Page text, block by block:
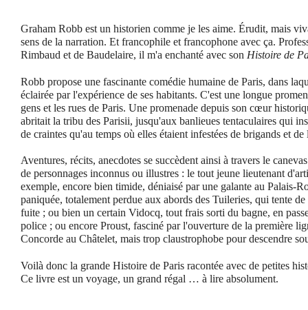
Graham Robb est un historien comme je les aime. Érudit, mais
sens de la narration. Et francophile et francophone avec ça.
Rimbaud et de Baudelaire, il m'a enchanté avec son Histoire de
Robb propose une fascinante comédie humaine de Paris, dans
éclairée par l'expérience de ses habitants. C'est une longue
gens et les rues de Paris. Une promenade depuis son cœur
abritait la tribu des Parisii, jusqu'aux banlieues tentaculaires qui
de craintes qu'au temps où elles étaient infestées de brigands et de
Aventures, récits, anecdotes se succèdent ainsi à travers le
de personnages inconnus ou illustres : le tout jeune lieutenant
exemple, encore bien timide, déniaisé par une galante au Palais-
paniquée, totalement perdue aux abords des Tuileries, qui tente
fuite ; ou bien un certain Vidocq, tout frais sorti du bagne, en
police ; ou encore Proust, fasciné par l'ouverture de la première
Concorde au Châtelet, mais trop claustrophobe pour descendre
Voilà donc la grande Histoire de Paris racontée avec de petites
Ce livre est un voyage, un grand régal … à lire absolument.